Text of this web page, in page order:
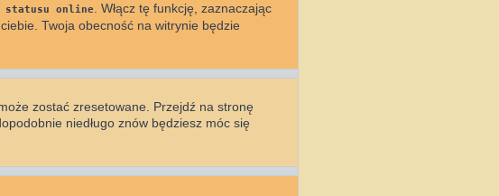
statusu online . Włącz tę funkcję, zaznaczając
Twoja obecność na witrynie będzie
zostać zresetowane. Przejdź na stronę
niedługo znów będziesz móc się